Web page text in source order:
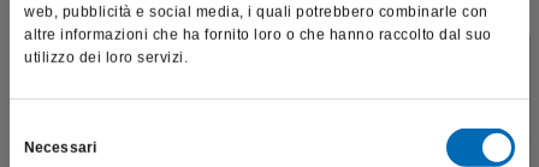
web, pubblicità e social media, i quali potrebbero combinarle con
altre informazioni che ha fornito loro o che hanno raccolto dal suo
utilizzo dei loro servizi.
delNecessari
Brochure punte soniche sonicline
CV-Dr-Giovanni-Sammarco.pdf
professionali e riporta dati, prodotti e beni sensibili per la
salute e la sicurezza del paziente; pertanto, per visitare il sito,